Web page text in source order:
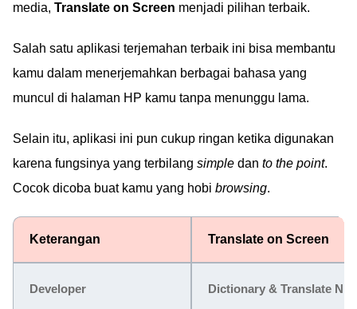
media, Translate on Screen menjadi pilihan terbaik.
Salah satu aplikasi terjemahan terbaik ini bisa membantu
kamu dalam menerjemahkan berbagai bahasa yang
muncul di halaman HP kamu tanpa menunggu lama.
Selain itu, aplikasi ini pun cukup ringan ketika digunakan
karena fungsinya yang terbilang simple dan to the point.
Cocok dicoba buat kamu yang hobi browsing.
Keterangan Translate on Screen
Developer Dictionary & Translate